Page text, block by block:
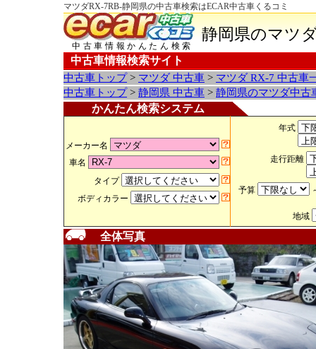
マツダRX-7RB-静岡県の中古車検索はECAR中古車くるコミ
中古車情報かんたん検索
静岡県のマツ
中古車情報検索サイト
中古車トップ> マツダ 中古車 > マツダ RX-7 中古車
中古車トップ> 静岡県 中古車 > 静岡県のマツダ中古
かんたん検索システム
メーカー名
車名
タイプ
ボディカラー
年式
走行距離
予算
地域
全体写真